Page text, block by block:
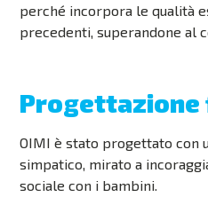
perché incorpora le qualità
precedenti, superandone al
Progettazione
OIMI è stato progettato con
simpatico, mirato a
sociale con i bambini.